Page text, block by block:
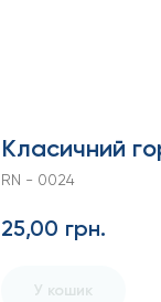
Класичний
RN - 0024
25,00 грн.
У кошик